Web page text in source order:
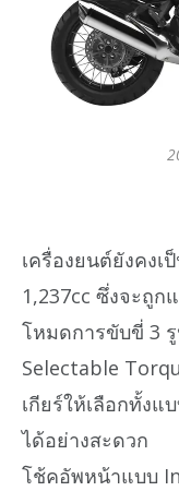
เครื่องยนต์ยังคงเ
1,237cc ซึ่งจะถู
โหมดการขับขี่ 3
Selectable
เกียร์ให้เลือกทั้งแ
ได้อย่างสะดวก
โช้คอัพหน้าแบบ